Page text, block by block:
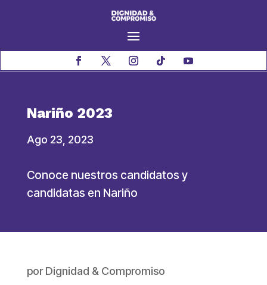
Nariño 2023
Ago 23, 2023
Conoce nuestros candidatos y
candidatas en Nariño
porDignidad & Compromiso